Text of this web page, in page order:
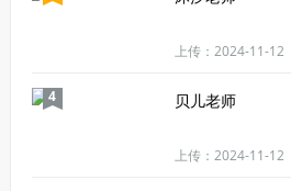
上传：2024-11-12
4 贝儿老师
上传：2024-11-12